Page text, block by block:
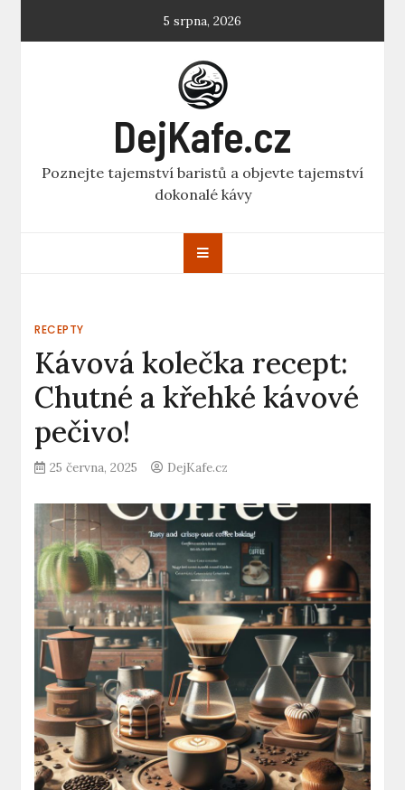
5 srpna, 2026
DejKafe.cz
Poznejte tajemství baristů a objevte tajemství
dokonalé kávy
RECEPTY
Kávová kolečka recept:
Chutné a křehké kávové
pečivo!
25 června, 2025 DejKafe.cz